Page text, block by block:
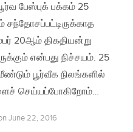
பேஸ்புக் பக்கம் 25
20ஆம் திகதியன்று
என்பது நிச்சயம். 25
பூர்வீக நிலங்களில்
செய்யப்போகிறோம்…
June 22, 2016